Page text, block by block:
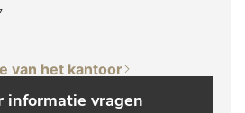
van het kantoor
informatie vragen